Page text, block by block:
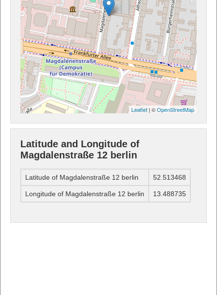
Leaflet | ©OpenStreetMap
Latitude and Longitude of
Magdalenstraße 12 berlin
Latitude of Magdalenstraße 12 berlin 52.513468
Longitude of Magdalenstraße 12 berlin 13.488735